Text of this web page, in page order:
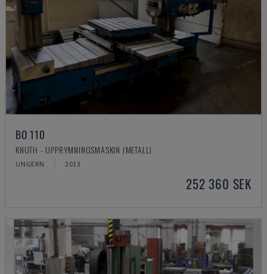
BO 110
KNUTH - UPPRYMNINGSMASKIN (METALL)
UNGERN 2013
252 360 SEK